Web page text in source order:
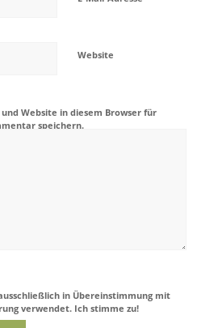
Website
Website in diesem Browser für
speichern.
in Übereinstimmung mit
verwendet. Ich stimme zu!